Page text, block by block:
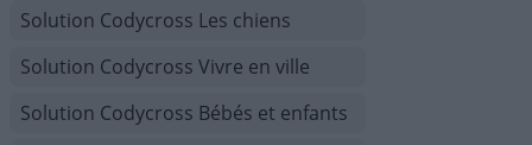
Solution Codycross Les chiens
Solution Codycross Vivre en ville
Solution Codycross Bébés et enfants